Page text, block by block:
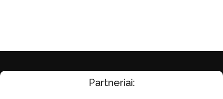
Partneriai: